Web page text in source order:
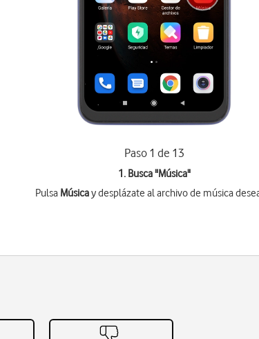
Paso 1 de 13
1. Busca "Música"
Pulsa Músicay desplázate al archivo de música